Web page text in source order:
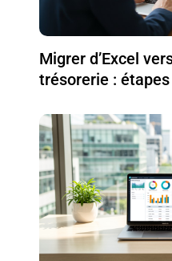
Migrer d’Excel
trésorerie :